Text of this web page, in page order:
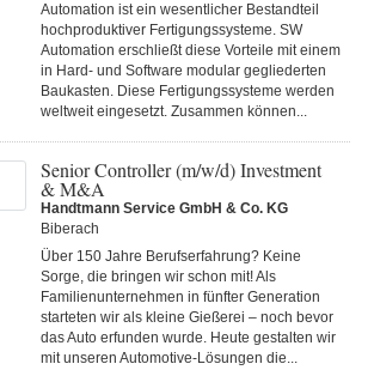
Automation ist ein wesentlicher Bestandteil
hochproduktiver Fertigungssysteme. SW
Automation erschließt diese Vorteile mit einem
in Hard- und Software modular gegliederten
Baukasten. Diese Fertigungs­systeme werden
weltweit eingesetzt. Zusammen können...
Senior Controller (m/w/d) Investment
& M&A
Handtmann Service GmbH & Co. KG
Biberach
Über 150 Jahre Berufserfahrung? Keine
Sorge, die bringen wir schon mit! Als
Familienunternehmen in fünfter Generation
starteten wir als kleine Gießerei – noch bevor
das Auto erfunden wurde. Heute gestalten wir
mit unseren Automotive-Lösungen die...